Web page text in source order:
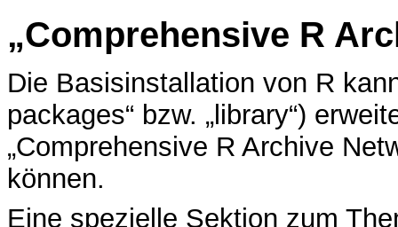
„Comprehensive R
Die Basisinstallation von R
packages“ bzw. „library“)
„Comprehensive R Archive
können.
Eine spezielle Sektion zum